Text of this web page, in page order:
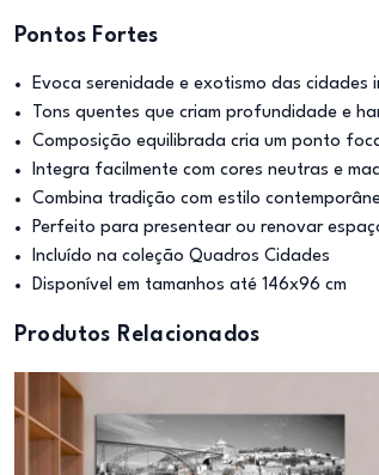
Pontos Fortes
Evoca serenidade e exotismo das cidades
Tons quentes que criam profundidade e
Composição equilibrada cria um ponto
Integra facilmente com cores neutras e
Combina tradição com estilo
Perfeito para presentear ou renovar
Incluído na coleção Quadros Cidades
Disponível em tamanhos até 146x96 cm
Produtos Relacionados